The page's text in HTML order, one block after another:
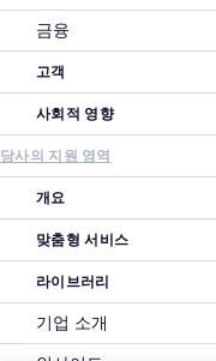
금융
고객
사회적 영향
당사의 지원 영역
개요
맞춤형 서비스
라이브러리
기업 소개